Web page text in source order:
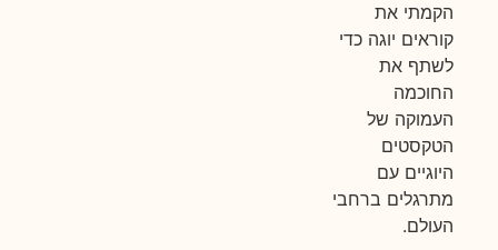
הקמתי את
קוראים יוגה כדי
לשתף את
החוכמה
העמוקה של
הטקסטים
היוגיים עם
מתרגלים ברחבי
העולם.